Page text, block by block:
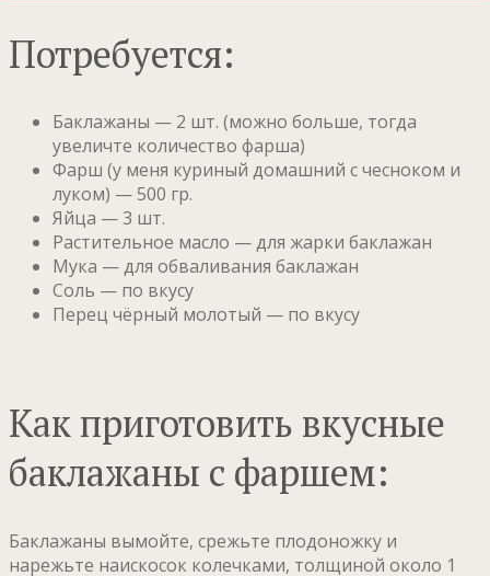
Потребуется:
Баклажаны — 2 шт. (можно больше, тогда
увеличте количество фарша)
Фарш (у меня куриный домашний с чесноком и
луком) — 500 гр.
Яйца — 3 шт.
Растительное масло — для жарки баклажан
Мука — для обваливания баклажан
Соль — по вкусу
Перец чёрный молотый — по вкусу
Как приготовить вкусные
баклажаны с фаршем:
Баклажаны вымойте, срежьте плодоножку и
нарежьте наискосок колечками, толщиной около 1